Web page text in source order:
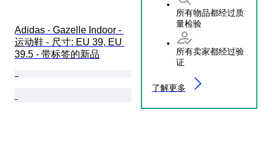
所有物品都经过质
量检验
所有卖家都经过验
证
了解更多
Adidas - Gazelle Indoor -
运动鞋 - 尺寸: EU 39, EU
39.5 - 带标签的新品